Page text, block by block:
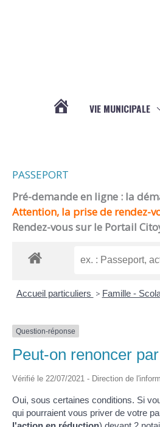
VIE MUNICIPALE
PASSEPORT
Pré-demande en ligne : la
Attention, la prise de rendez-
Rendez-vous sur le Portail
Accueil particuliers > Famille -
Question-réponse
Peut-on renoncer
Vérifié le 22/07/2021 - Direction de
Oui, sous certaines conditions. Si
qui pourraient vous priver de votre